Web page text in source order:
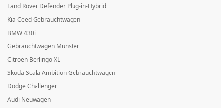
Land Rover Defender Plug-in-Hybrid
Kia Ceed Gebrauchtwagen
BMW 430i
Gebrauchtwagen Münster
Citroen Berlingo XL
Skoda Scala Ambition Gebrauchtwagen
Dodge Challenger
Audi Neuwagen